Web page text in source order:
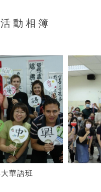
活動相簿
View Photo